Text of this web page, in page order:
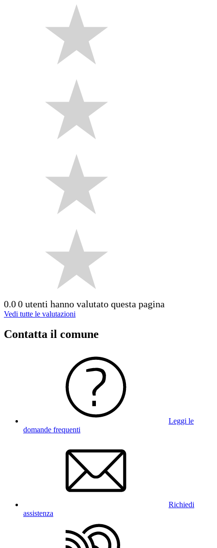
0.00 utenti hanno valutato questa pagina
Vedi tutte le valutazioni
Contatta il comune
Leggi le
domande frequenti
Richiedi
assistenza